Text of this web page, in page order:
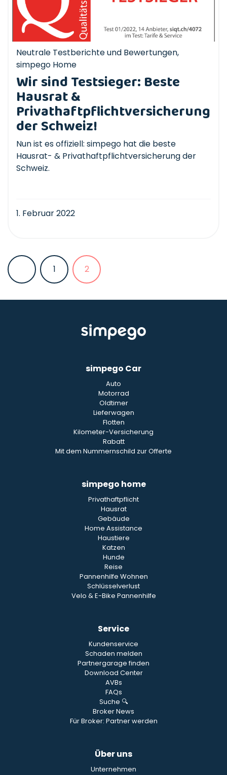
Neutrale Testberichte und Bewertungen,
simpego Home
Wir sind Testsieger: Beste
Hausrat &
Privathaftpflichtversicherung
der Schweiz!
Nun ist es offiziell: simpego hat die beste
Hausrat- & Privathaftpflichtversicherung der
Schweiz.
1. Februar 2022
1 2
simpego Car
Auto
Motorrad
Oldtimer
Lieferwagen
Flotten
Kilometer-Versicherung
Rabatt
Mit dem Nummernschild zur Offerte
simpego home
Privathaftpflicht
Hausrat
Gebäude
Home Assistance
Haustiere
Katzen
Hunde
Reise
Pannenhilfe Wohnen
Schlüsselverlust
Velo & E-Bike Pannenhilfe
Service
Kundenservice
Schaden melden
Partnergarage finden
Download Center
AVBs
FAQs
Suche 🔍
Broker News
Für Broker: Partner werden
Über uns
Unternehmen